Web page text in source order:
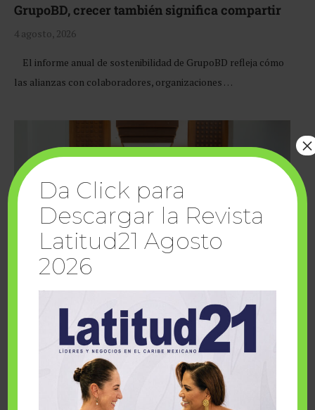
GrupoBD, crecer también significa compartir
4 agosto, 2026
El informe anual de sostenibilidad de GrupoBD refleja cómo
las alianzas con colaboradores, organizaciones …
Cuando la solidaridad inspira; cumplen
sueños Fairmont Mayakoba y Make-A-Wish
Da Click para
Descargar la Revista
Latitud21 Agosto
2026
×